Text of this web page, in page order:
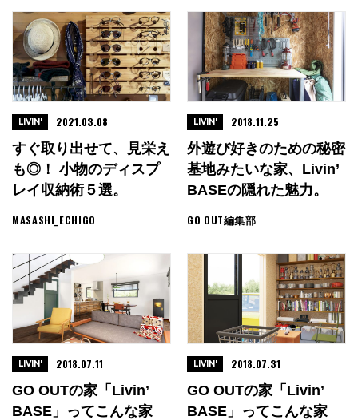
すぐ取り出せて、見栄え
も◎！ 小物のディスプ
レイ収納術５選。
MASASHI_ECHIGO
LIVIN' 2021.03.08
外遊び好きのための秘密
基地みたいな家、Livin’
BASEの隠れた魅力。
GO OUT編集部
LIVIN' 2018.11.25
GO OUTの家「Livin’
BASE」ってこんな家
LIVIN' 2018.07.11
GO OUTの家「Livin’
BASE」ってこんな家
LIVIN' 2018.07.31